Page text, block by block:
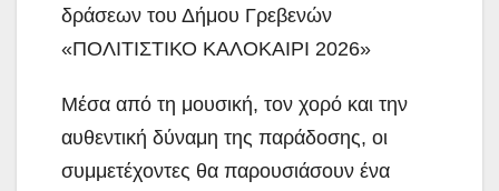
δράσεων του Δήμου Γρεβενών
«ΠΟΛΙΤΙΣΤΙΚΟ ΚΑΛΟΚΑΙΡΙ 2026»
Μέσα από τη μουσική, τον χορό και την
αυθεντική δύναμη της παράδοσης, οι
συμμετέχοντες θα παρουσιάσουν ένα